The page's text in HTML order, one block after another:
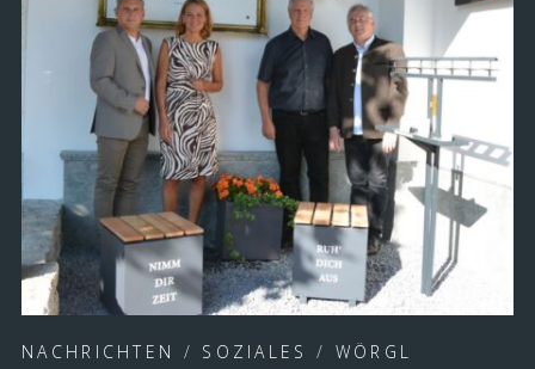
NACHRICHTEN / SOZIALES / WÖRGL